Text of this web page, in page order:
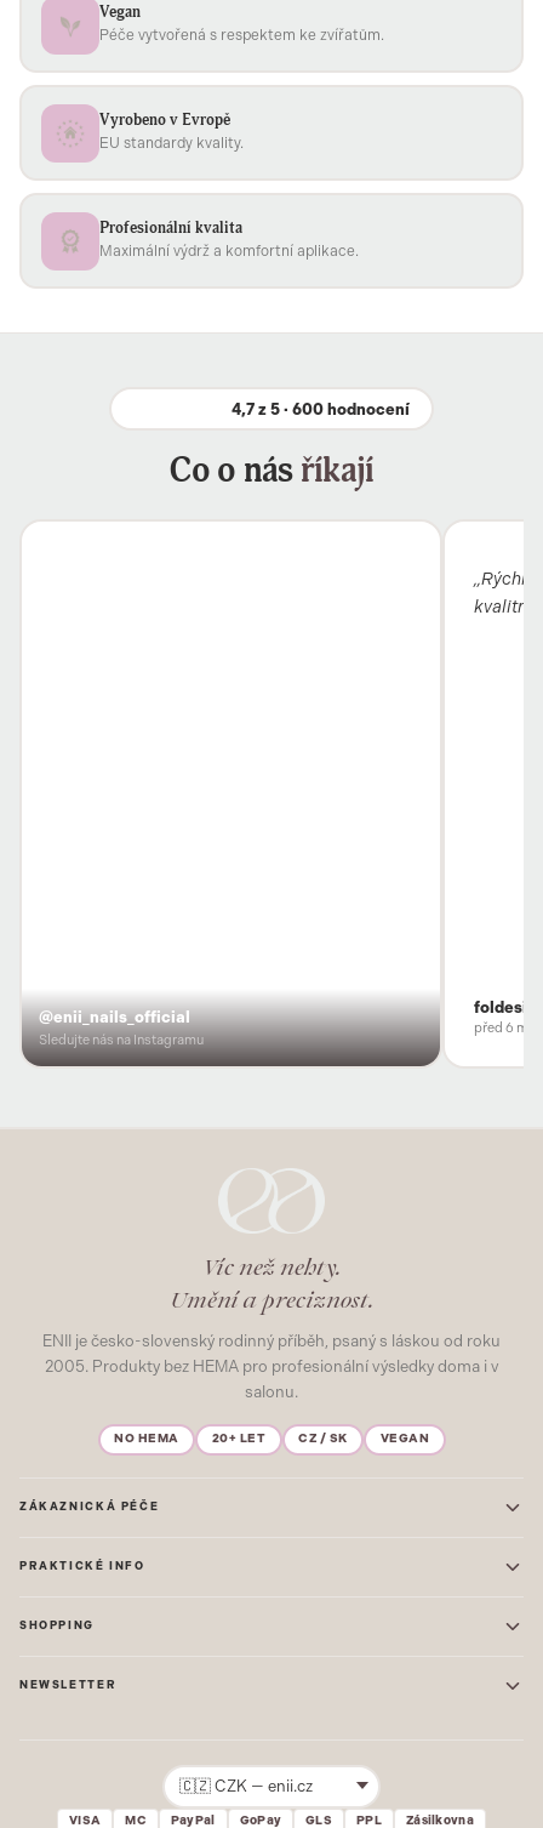
Vegan
Péče vytvořená s respektem ke zvířatům.
Vyrobeno v Evropě
EU standardy kvality.
Profesionální kvalita
Maximální výdrž a komfortní aplikace.
4,7 z 5 · 600 hodnocení
Co o násříkají
@enii_nails_official
Sledujte nás na Instagramu
„Rýchle
kvalitný"
před 6
Víc než nehty.
Umění a preciznost.
ENII je česko-slovenský rodinný příběh, psaný s láskou od roku
2005. Produkty bez HEMA pro profesionální výsledky doma i v
salonu.
NO HEMA 20+ LET CZ / SK VEGAN
ZÁKAZNICKÁ PÉČE
Časté dotazy
Mapa stránek
PRAKTICKÉ INFO
Prodejna: Uherské Hradiště
Ochrana osobních údajů
SHOPPING
GEL LAKY
NEWSLETTER
VISA MC PayPal GoPay GLS PPL Zásilkovna